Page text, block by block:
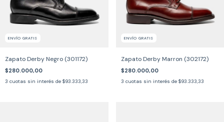
ENVÍO GRATIS
Zapato Derby Negro (301172)
$280.000,00
3 cuotas sin interés de $93.333,33
ENVÍO GRATIS
Zapato Derby Marron (302172)
$280.000,00
3 cuotas sin interés de $93.333,33